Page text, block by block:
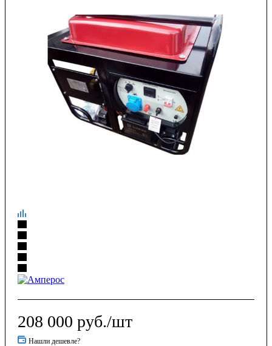
208 000 руб./шт
Нашли дешевле?